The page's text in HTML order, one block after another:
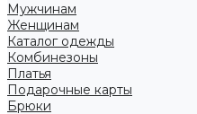
Мужчинам
Женщинам
Каталог одежды
Комбинезоны
Платья
Подарочные карты
Брюки